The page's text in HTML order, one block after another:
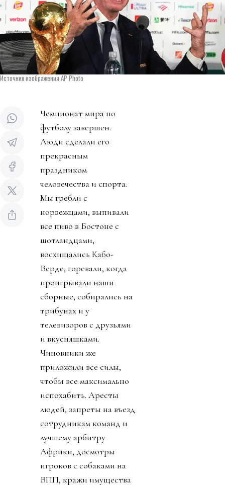
Источник изображения AP Photo
Чемпионат мира по
футболу завершен.
Люди сделали его
прекрасным
праздником
человечества и спорта.
Мы гребли с
норвежцами, выпивали
все пиво в Бостоне с
шотландцами,
восхищались Кабо-
Верде, горевали, когда
проигрывали наши
сборные, собирались на
трибунах и у
телевизоров с друзьями
и вкусняшками.
Чиновники же
приложили все силы,
чтобы все максимально
испохабить. Аресты
людей, запреты на въезд
сотрудникам команд и
лучшему арбитру
Африки, досмотры
игроков с собаками на
ВПП, кражи имущества